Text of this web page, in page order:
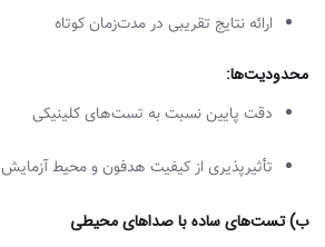
ارائه نتایج تقریبی در مدت‌زمان کوتاه
محدودیت‌ها:
دقت پایین نسبت به تست‌های کلینیکی
تأثیرپذیری از کیفیت هدفون و محیط آزمایش
​ب) تست‌های ساده با صداهای محیطی